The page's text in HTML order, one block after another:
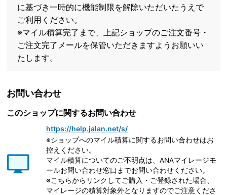
に基づき一時的に機能制限を解除いただいたうえで
ご利用ください。
※マイル積算完了まで、上記ショップのご注文番号・
ご注文完了メールを保管いただきますようお願いい
たします。
お問い合わせ
このショップに関するお問い合わせ
https://help.jalan.net/s/
※ショップへのマイル積算に関するお問い合わせはお
控えください。
マイル積算についてのご不明点は、ANAマイレージモ
ールお問い合わせ窓口までお問い合わせください。
※こちらからリンクしてご購入・ご登録された場合、
マイレージの積算対象外となりますのでご注意くださ